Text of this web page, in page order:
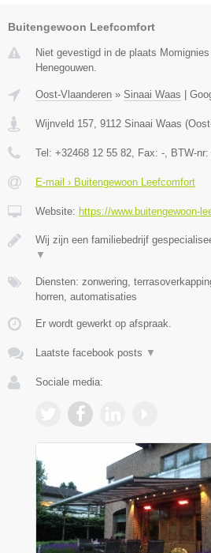
Buitengewoon Leefcomfort
Niet gevestigd in de plaats
Henegouwen.
Oost-Vlaanderen » Sinaai Waas |
Wijnveld 157 9112 Sinaai Waas (
Tel: +32468 12 55 82 , Fax: - , BTW-nr:
E-mail › Buitengewoon Leefcomfort
Website: https://www.buitengewoon-
Wij zijn een familiebedrijf
▼
Diensten: zonwering,
horren, automatisaties
Er wordt gewerkt op afspraak.
Laatste facebook posts ▼
Sociale media: